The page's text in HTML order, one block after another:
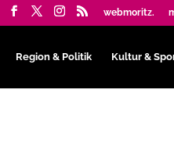
webmoritz.
Region & Politik Kultur &